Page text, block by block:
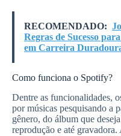
RECOMENDADO:
Regras de Sucesso
em Carreira
Como funciona o Spotify?
Dentre as funcionalidades,
por músicas pesquisando a
gênero, do álbum que
reprodução e até